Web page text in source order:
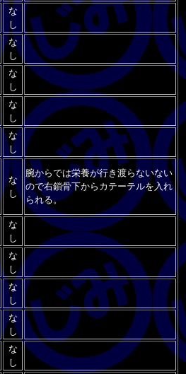
な
し
な
し
な
し
な
し
な
し
な
し
腕からでは栄養が行き渡らないない
ので右鎖骨下からカテーテルを入れ
られる。
な
し
な
し
な
し
な
し
な
し